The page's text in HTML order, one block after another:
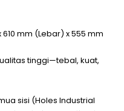
mm (Lebar) x 555 mm
tinggi—tebal, kuat,
sisi (Holes Industrial